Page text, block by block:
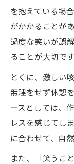
を抱えている場
がかかることが
過度な笑いが誤
ることが大切です
とくに、激しい
無理をせず休憩
ースとしては、
レスを感じてし
に合わせて、自
また、「笑うこ